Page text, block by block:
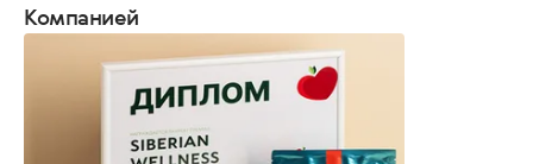
Компанией